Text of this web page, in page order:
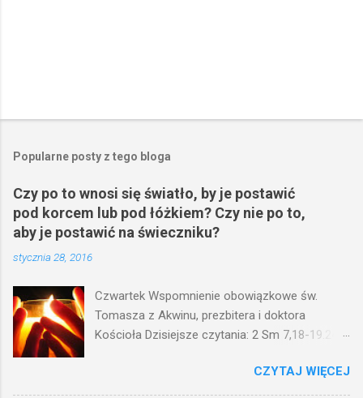
e
i
j
k
o
m
n
t
a
r
z
Popularne posty z tego bloga
Czy po to wnosi się światło, by je postawić
pod korcem lub pod łóżkiem? Czy nie po to,
aby je postawić na świeczniku?
stycznia 28, 2016
Czwartek Wspomnienie obowiązkowe św.
Tomasza z Akwinu, prezbitera i doktora
Kościoła Dzisiejsze czytania: 2 Sm 7,18-19.24-
(Mk 4,21-25) Jezus mówił ludowi: Czy po to
wnosi się światło, by je postawić pod korcem
CZYTAJ WIĘCEJ